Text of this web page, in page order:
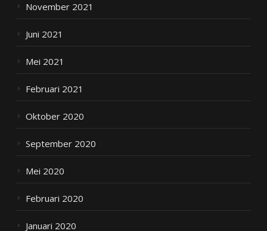
November 2021
Juni 2021
Mei 2021
Februari 2021
Oktober 2020
September 2020
Mei 2020
Februari 2020
Januari 2020